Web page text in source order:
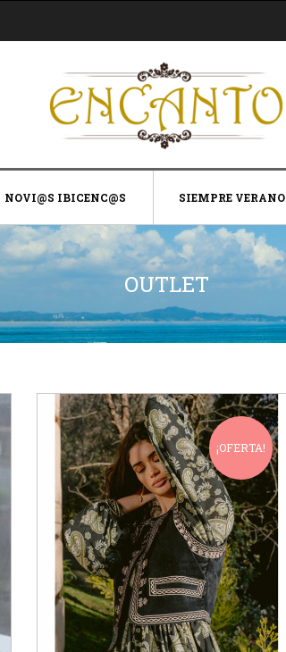
NOVI@S IBICENC@S SIEMPRE VERANO
OUTLET
¡OFERTA!